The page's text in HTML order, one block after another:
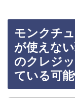
モンクチ
が使えな
のクレジ
ている可能